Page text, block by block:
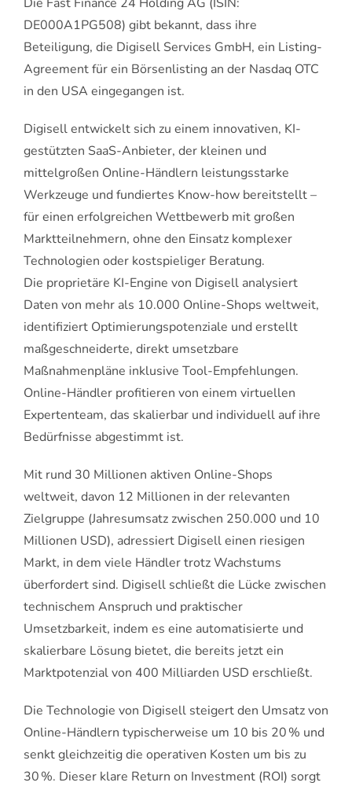
DE000A1PG508) gibt bekannt, dass ihre
Beteiligung, die Digisell Services GmbH, ein Listing-
Agreement für ein Börsenlisting an der Nasdaq OTC
in den USA eingegangen ist.
Digisell entwickelt sich zu einem innovativen, KI-
gestützten SaaS-Anbieter, der kleinen und
mittelgroßen Online-Händlern leistungsstarke
Werkzeuge und fundiertes Know-how bereitstellt –
für einen erfolgreichen Wettbewerb mit großen
Marktteilnehmern, ohne den Einsatz komplexer
Technologien oder kostspieliger Beratung.
Die proprietäre KI-Engine von Digisell analysiert
Daten von mehr als 10.000 Online-Shops weltweit,
identifiziert Optimierungspotenziale und erstellt
maßgeschneiderte, direkt umsetzbare
Maßnahmenpläne inklusive Tool-Empfehlungen.
Online-Händler profitieren von einem virtuellen
Expertenteam, das skalierbar und individuell auf ihre
Bedürfnisse abgestimmt ist.
Mit rund 30 Millionen aktiven Online-Shops
weltweit, davon 12 Millionen in der relevanten
Zielgruppe (Jahresumsatz zwischen 250.000 und 10
Millionen USD), adressiert Digisell einen riesigen
Markt, in dem viele Händler trotz Wachstums
überfordert sind. Digisell schließt die Lücke zwischen
technischem Anspruch und praktischer
Umsetzbarkeit, indem es eine automatisierte und
skalierbare Lösung bietet, die bereits jetzt ein
Marktpotenzial von 400 Milliarden USD erschließt.
Die Technologie von Digisell steigert den Umsatz von
Online-Händlern typischerweise um 10 bis 20 % und
senkt gleichzeitig die operativen Kosten um bis zu
30 %. Dieser klare Return on Investment (ROI) sorgt